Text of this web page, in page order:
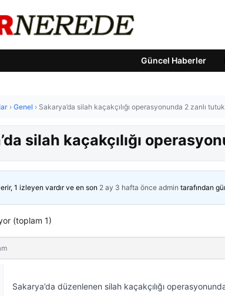
Güncel Haberler
› Genel › Sakarya’da silah kaçakçılığı operasyonunda 2 zanlı
silah kaçakçılığı
1 izleyen vardır ve en son 2 ay 3 hafta önce admin tarafından
(toplam 1)
Sakarya’da düzenlenen silah kaçakçılığı